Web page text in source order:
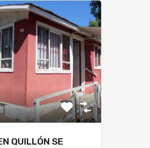
QUILLÓN SE